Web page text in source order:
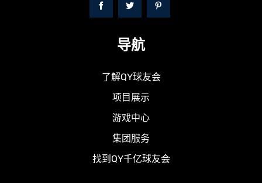
导航
了解QY球友会
项目展示
游戏中心
集团服务
找到QY千亿球友会